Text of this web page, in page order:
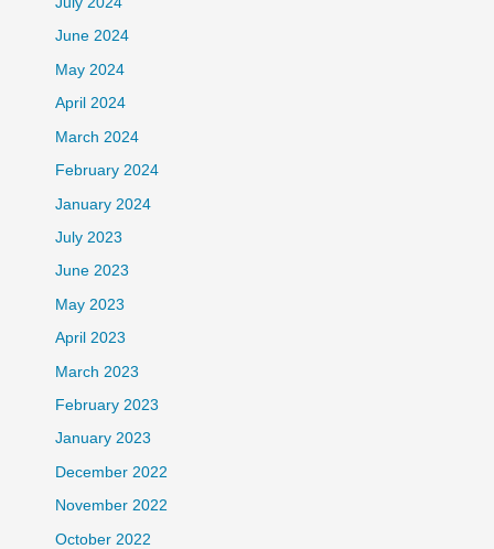
June 2024
May 2024
April 2024
March 2024
February 2024
January 2024
July 2023
June 2023
May 2023
April 2023
March 2023
February 2023
January 2023
December 2022
November 2022
October 2022